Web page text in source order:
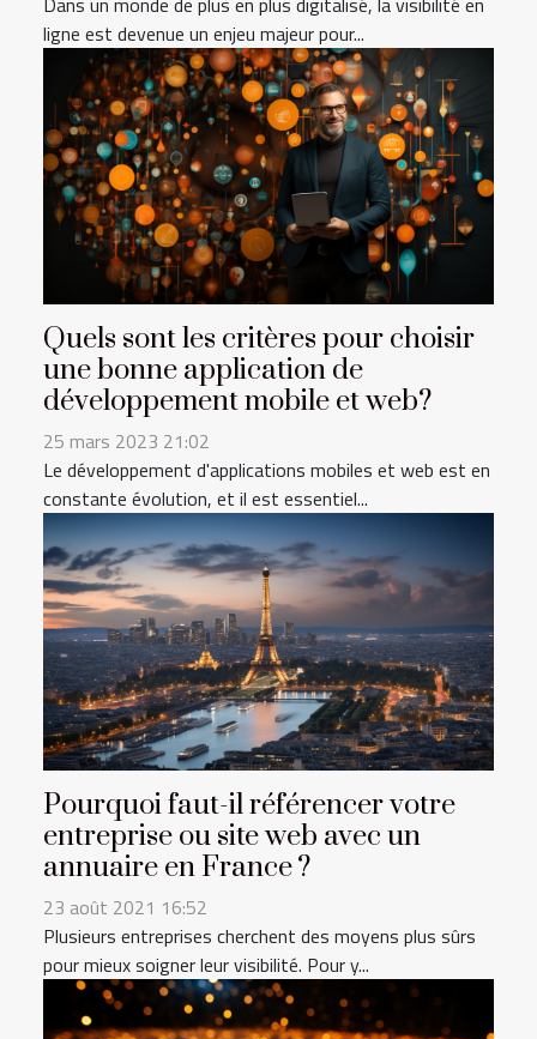
ligne est devenue un enjeu majeur pour...
Quels sont les critères pour choisir
une bonne application de
développement mobile et web?
25 mars 2023 21:02
Le développement d'applications mobiles et web est en
constante évolution, et il est essentiel...
Pourquoi faut-il référencer votre
entreprise ou site web avec un
annuaire en France ?
23 août 2021 16:52
Plusieurs entreprises cherchent des moyens plus sûrs
pour mieux soigner leur visibilité. Pour y...